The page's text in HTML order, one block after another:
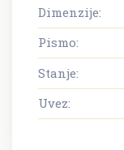
Dimenzije:
Pismo:
Stanje:
Uvez: